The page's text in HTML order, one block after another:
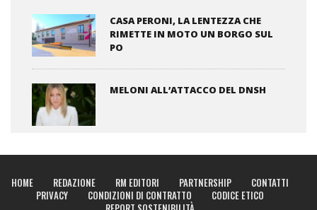
CASA PERONI, LA LENTEZZA CHE
RIMETTE IN MOTO UN BORGO SUL
PO
MELONI ALL’ATTACCO DEL DNSH
HOME REDAZIONE RM EDITORI PARTNERSHIP
CONTATTI
PRIVACY
CONDIZIONI DI CONTRATTO
CODICE ETICO